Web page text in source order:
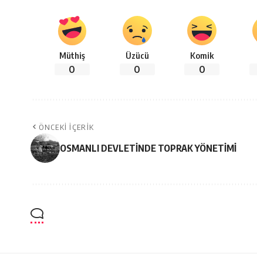
Müthiş
0
Üzücü
0
Komik
0
ÖNCEKI İÇERIK
OSMANLI DEVLETİNDE TOPRAK YÖNETİMİ